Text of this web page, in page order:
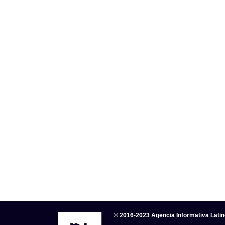
© 2016-2023 Agencia Informativa